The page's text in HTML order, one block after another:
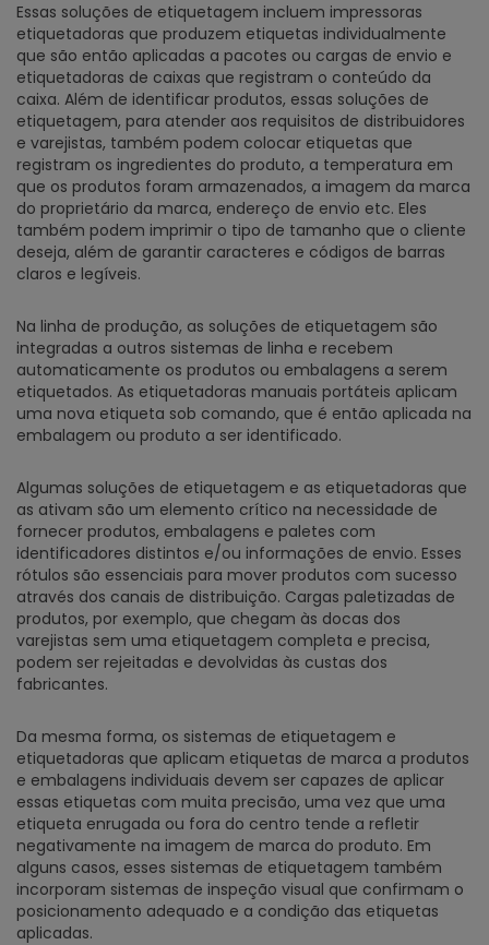
Essas soluções de etiquetagem incluem impressoras
etiquetadoras que produzem etiquetas individualmente
que são então aplicadas a pacotes ou cargas de envio e
etiquetadoras de caixas que registram o conteúdo da
caixa. Além de identificar produtos, essas soluções de
etiquetagem, para atender aos requisitos de distribuidores
e varejistas, também podem colocar etiquetas que
registram os ingredientes do produto, a temperatura em
que os produtos foram armazenados, a imagem da marca
do proprietário da marca, endereço de envio etc. Eles
também podem imprimir o tipo de tamanho que o cliente
deseja, além de garantir caracteres e códigos de barras
claros e legíveis.
Na linha de produção, as soluções de etiquetagem são
integradas a outros sistemas de linha e recebem
automaticamente os produtos ou embalagens a serem
etiquetados. As etiquetadoras manuais portáteis aplicam
uma nova etiqueta sob comando, que é então aplicada na
embalagem ou produto a ser identificado.
Algumas soluções de etiquetagem e as etiquetadoras que
as ativam são um elemento crítico na necessidade de
fornecer produtos, embalagens e paletes com
identificadores distintos e/ou informações de envio. Esses
rótulos são essenciais para mover produtos com sucesso
através dos canais de distribuição. Cargas paletizadas de
produtos, por exemplo, que chegam às docas dos
varejistas sem uma etiquetagem completa e precisa,
podem ser rejeitadas e devolvidas às custas dos
fabricantes.
Da mesma forma, os sistemas de etiquetagem e
etiquetadoras que aplicam etiquetas de marca a produtos
e embalagens individuais devem ser capazes de aplicar
essas etiquetas com muita precisão, uma vez que uma
etiqueta enrugada ou fora do centro tende a refletir
negativamente na imagem de marca do produto. Em
alguns casos, esses sistemas de etiquetagem também
incorporam sistemas de inspeção visual que confirmam o
posicionamento adequado e a condição das etiquetas
aplicadas.